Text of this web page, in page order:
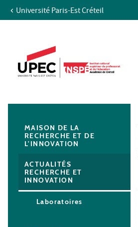
Aller au contenu
Recherche
Navigation secondaire
Université Paris-Est Créteil
MAISON DE LA
RECHERCHE ET DE
L'INNOVATION
ACTUALITÉS
RECHERCHE ET
INNOVATION
Laboratoires